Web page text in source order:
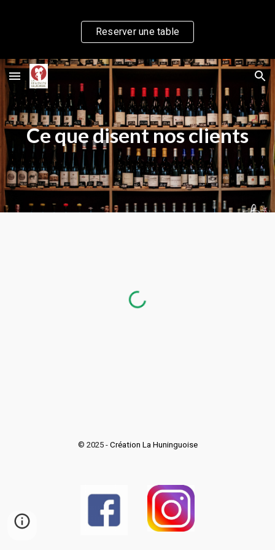
Skip to main content Skip to navigation
Reserver une table
Ce que disent nos clients
© 2025 - Création La Huninguoise